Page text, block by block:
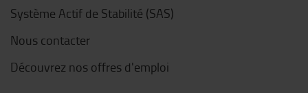
Système Actif de Stabilité (SAS)
Nous contacter
Découvrez nos offres d'emploi